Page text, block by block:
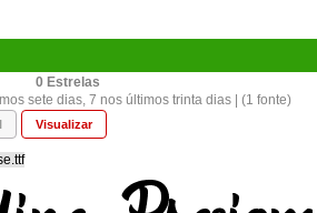
0
sete dias, 7 nos últimos trinta dias | (1 fonte)
Visualizar